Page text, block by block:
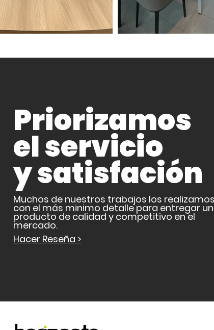
Priorizamos
el servicio
y satisfación
Muchos de nuestros trabajos los realizamos
con el más minimo detalle para entregar un
producto de calidad y competitivo en el
mercado.
Hacer Reseña >